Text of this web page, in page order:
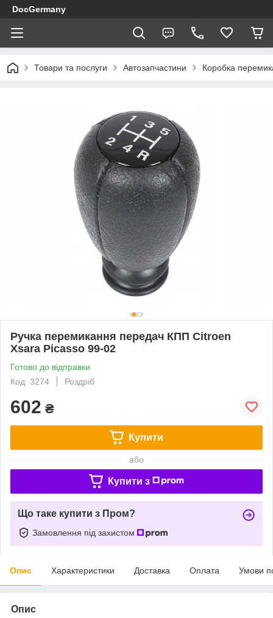
DocGermany
Товари та послуги Автозапчастини Коробка
Ручка перемикання передач КПП Citroen
Xsara Picasso 99-02
Готово до відправки
Код: 3274
Роздріб
602 ₴
Купити
або
Купити з
Що таке купити з Пром?
Замовлення під захистом
Опис Характеристики Доставка Оплата Умови
Опис